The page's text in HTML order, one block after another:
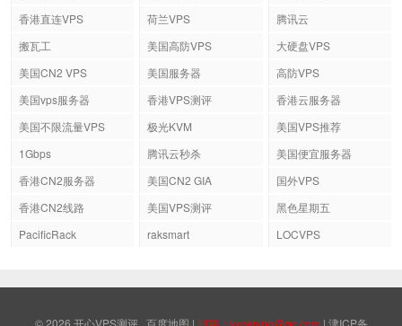
香港直连VPS
荷兰VPS
腾讯云
搬瓦工
美国高防VPS
大硬盘VPS
美国CN2 VPS
美国服务器
高防VPS
美国vps服务器
香港VPS测评
香港云服务器
美国不限流量VPS
极光KVM
美国VPS推荐
1Gbps
腾讯云秒杀
美国便宜服务器
香港CN2服务器
美国CN2 GIA
国外VPS
香港CN2线路
美国VPS测评
黑色星期五
PacificRack
raksmart LOCVPS
© 2026 开心VPS测评 百度地图 | 邮箱：kxceping@qq.com | 津ICP备